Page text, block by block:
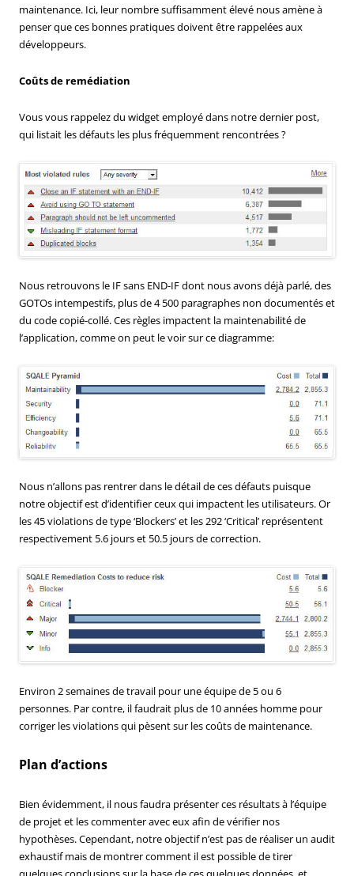
maintenance. Ici, leur nombre suffisamment élevé nous amène à
penser que ces bonnes pratiques doivent être rappelées aux
développeurs.
Coûts de remédiation
Vous vous rappelez du widget employé dans notre dernier post,
qui listait les défauts les plus fréquemment rencontrées ?
Nous retrouvons le IF sans END-IF dont nous avons déjà parlé, des
GOTOs intempestifs, plus de 4 500 paragraphes non documentés et
du code copié-collé. Ces règles impactent la maintenabilité de
l’application, comme on peut le voir sur ce diagramme:
Nous n’allons pas rentrer dans le détail de ces défauts puisque
notre objectif est d’identifier ceux qui impactent les utilisateurs. Or
les 45 violations de type ‘Blockers’ et les 292 ‘Critical’ représentent
respectivement 5.6 jours et 50.5 jours de correction.
Environ 2 semaines de travail pour une équipe de 5 ou 6
personnes. Par contre, il faudrait plus de 10 années homme pour
corriger les violations qui pèsent sur les coûts de maintenance.
Plan d’actions
Bien évidemment, il nous faudra présenter ces résultats à l’équipe
de projet et les commenter avec eux afin de vérifier nos
hypothèses. Cependant, notre objectif n’est pas de réaliser un audit
exhaustif mais de montrer comment il est possible de tirer